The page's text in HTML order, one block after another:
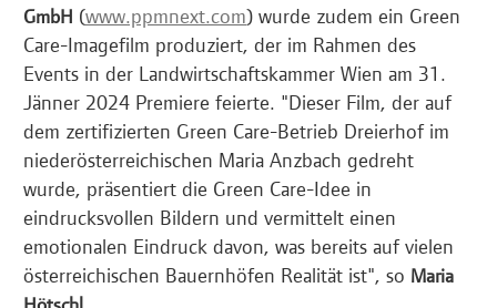
GmbH (www.ppmnext.com) wurde zudem ein Green
Care-Imagefilm produziert, der im Rahmen des
Events in der Landwirtschaftskammer Wien am 31.
Jänner 2024 Premiere feierte. "Dieser Film, der auf
dem zertifizierten Green Care-Betrieb Dreierhof im
niederösterreichischen Maria Anzbach gedreht
wurde, präsentiert die Green Care-Idee in
eindrucksvollen Bildern und vermittelt einen
emotionalen Eindruck davon, was bereits auf vielen
österreichischen Bauernhöfen Realität ist", so Maria